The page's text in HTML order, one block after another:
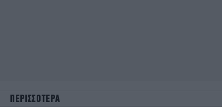
ΠΕΡΙΣΣΟΤΕΡΑ